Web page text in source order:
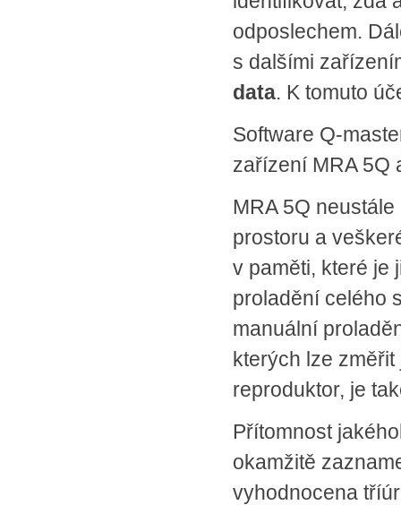
odposlechem.
s dalšími
data. K tomuto
Software Q-
zařízení MRA 5Q
MRA 5Q
prostoru a
v paměti, které je
proladění celého
manuální
kterých lze
reproduktor, je
Přítomnost
okamžitě
vyhodnocena